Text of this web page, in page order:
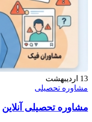
13 اردیبهشت
مشاوره تحصیلی
مشاوره تحصیلی آنلاین